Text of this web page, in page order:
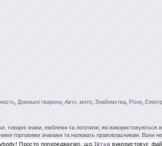
Домашні тварини Авто, мото Знайомства Різне
товарні знаки, емблеми та логотипи, які
торговими знаками та належать правовласникам. Вони
на те дозволу. Повне чи часткове копіювання матеріалів без
Просто попереджаємо, що 1kr.ua використовує